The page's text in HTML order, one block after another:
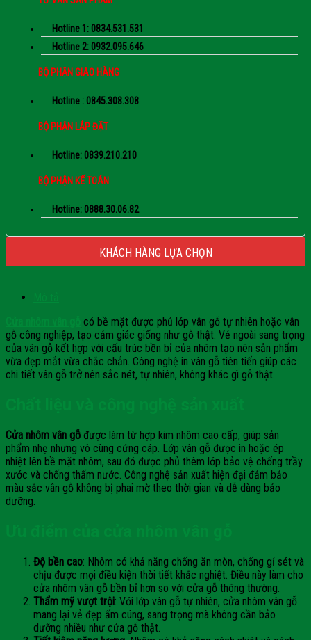
Hotline 1: 0834.531.531
Hotline 2: 0932.095.646
BỘ PHẬN GIAO HÀNG
Hotline : 0845.308.308
BỘ PHẬN LẮP ĐẶT
Hotline: 0839.210.210
BỘ PHẬN KẾ TOÁN
Hotline: 0888.30.06.82
KHÁCH HÀNG LỰA CHỌN
có bề mặt được phủ lớp vân gỗ tự nhiên hoặc vân
gỗ công nghiệp, tạo cảm giác giống như gỗ thật. Vẻ ngoài sang trọng
của vân gỗ kết hợp với cấu trúc bền bỉ của nhôm tạo nên sản phẩm
vừa đẹp mắt vừa chắc chắn. Công nghệ in vân gỗ tiên tiến giúp các
chi tiết vân gỗ trở nên sắc nét, tự nhiên, không khác gì gỗ thật.
Cửa nhôm vân gỗ được làm từ hợp kim nhôm cao cấp, giúp sản
phẩm nhẹ nhưng vô cùng cứng cáp. Lớp vân gỗ được in hoặc ép
nhiệt lên bề mặt nhôm, sau đó được phủ thêm lớp bảo vệ chống trầy
xước và chống thấm nước. Công nghệ sản xuất hiện đại đảm bảo
màu sắc vân gỗ không bị phai mờ theo thời gian và dễ dàng bảo
dưỡng.
Độ bền cao: Nhôm có khả năng chống ăn mòn, chống gỉ sét và
chịu được mọi điều kiện thời tiết khắc nghiệt. Điều này làm cho
cửa nhôm vân gỗ bền bỉ hơn so với cửa gỗ thông thường.
Thẩm mỹ vượt trội: Với lớp vân gỗ tự nhiên, cửa nhôm vân gỗ
mang lại vẻ đẹp ấm cúng, sang trọng mà không cần bảo
dưỡng nhiều như cửa gỗ thật.